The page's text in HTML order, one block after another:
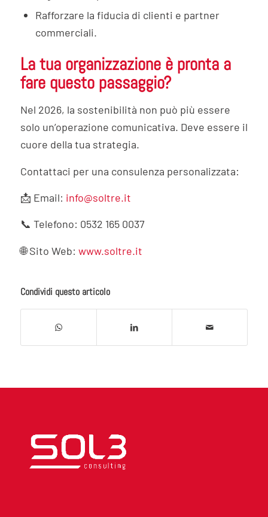
Rafforzare la fiducia di clienti e partner
commerciali.
La tua organizzazione è pronta a
fare questo passaggio?
Nel 2026, la sostenibilità non può più essere
solo un’operazione comunicativa. Deve essere il
cuore della tua strategia.
Contattaci per una consulenza personalizzata:
📩 Email: info@soltre.it
📞 Telefono: 0532 165 0037
🌐 Sito Web: www.soltre.it
Condividi questo articolo